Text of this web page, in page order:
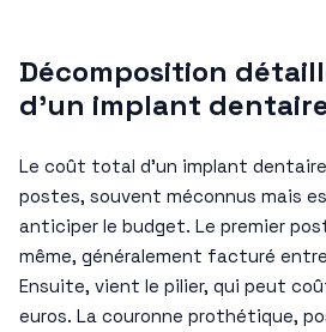
Décomposition
d’un implant
Le coût total d’un implant
postes, souvent méconnus mais
anticiper le budget. Le premier
même, généralement facturé
Ensuite, vient le pilier, qui peut
euros. La couronne prothétique,